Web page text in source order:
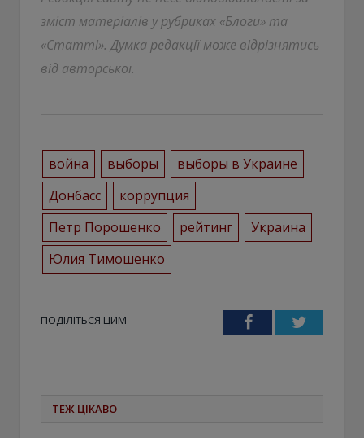
зміст матеріалів у рубриках «Блоги» та
«Статті». Думка редакції може відрізнятись
від авторської.
война выборы
выборы в Украине
Донбасс
коррупция
Петр Порошенко
рейтинг
Украина
Юлия Тимошенко
ПОДІЛІТЬСЯ ЦИМ FacebookTwitter
ТЕЖ ЦІКАВО